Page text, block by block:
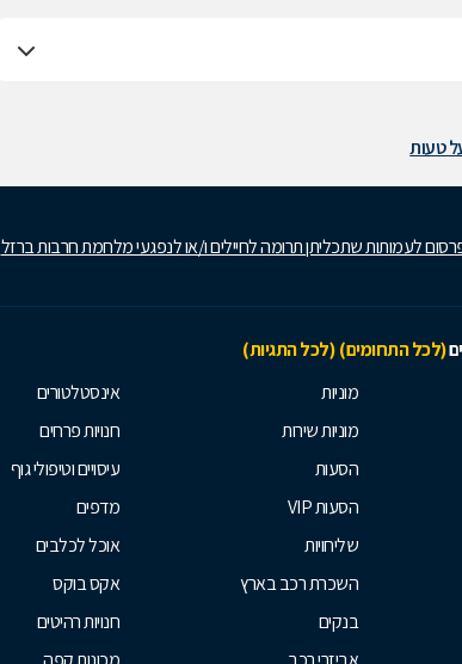
טעות
לעמותות שתכליתן תרומה לחיילים ו/או לנפגעי מלחמת חרבות ברזל
(לכל התחומים) (לכל התגיות)
מוניות
מוניות שירות
הסעות
הסעות VIP
שליחויות
השכרת רכב בארץ
בנקים
אינסטלטורים
חנויות פרחים
עיסויים וטיפולי גוף
מדפים
אוכל לכלבים
אקס בוקס
חנויות רהיטים